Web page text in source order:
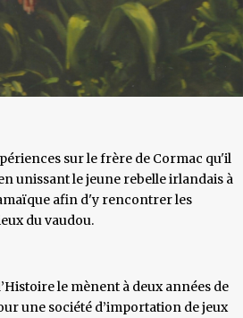
sur le frère de Cormac qu'il
unissant le jeune rebelle irlandais à
afin d'y rencontrer les
du vaudou.
le mènent à deux années de
une société d’importation de jeux